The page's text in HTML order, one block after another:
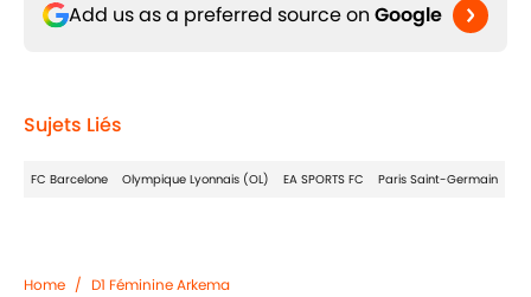
Add us as a preferred source on Google
Sujets Liés
FC Barcelone Olympique Lyonnais (OL) EA SPORTS FC Paris Saint-Germain
Home / D1 Féminine Arkema